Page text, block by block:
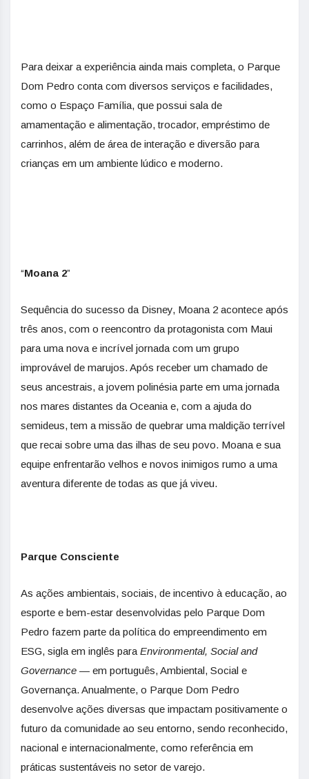
Para deixar a experiência ainda mais completa, o Parque
Dom Pedro conta com diversos serviços e facilidades,
como o Espaço Família, que possui sala de
amamentação e alimentação, trocador, empréstimo de
carrinhos, além de área de interação e diversão para
crianças em um ambiente lúdico e moderno.
“Moana 2”
Sequência do sucesso da Disney, Moana 2 acontece após
três anos, com o reencontro da protagonista com Maui
para uma nova e incrível jornada com um grupo
improvável de marujos. Após receber um chamado de
seus ancestrais, a jovem polinésia parte em uma jornada
nos mares distantes da Oceania e, com a ajuda do
semideus, tem a missão de quebrar uma maldição terrível
que recai sobre uma das ilhas de seu povo. Moana e sua
equipe enfrentarão velhos e novos inimigos rumo a uma
aventura diferente de todas as que já viveu.
Parque Consciente
As ações ambientais, sociais, de incentivo à educação, ao
esporte e bem-estar desenvolvidas pelo Parque Dom
Pedro fazem parte da política do empreendimento em
ESG, sigla em inglês para Environmental, Social and
Governance — em português, Ambiental, Social e
Governança. Anualmente, o Parque Dom Pedro
desenvolve ações diversas que impactam positivamente o
futuro da comunidade ao seu entorno, sendo reconhecido,
nacional e internacionalmente, como referência em
práticas sustentáveis no setor de varejo.